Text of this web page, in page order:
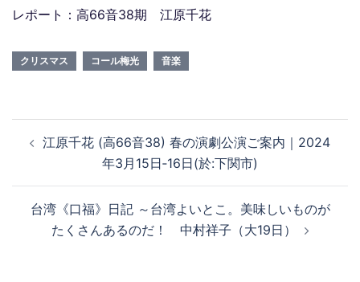
レポート：高66音38期 江原千花
クリスマス コール梅光 音楽
稿
江原千花 (高66音38) 春の演劇公演ご案内｜2024
年3月15日‐16日(於:下関市)
台湾《口福》日記 ～台湾よいとこ。美味しいものが
たくさんあるのだ！ 中村祥子（大19日）